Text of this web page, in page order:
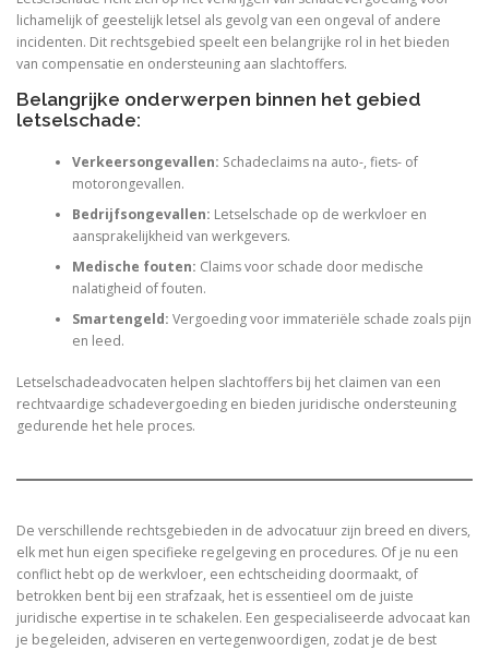
lichamelijk of geestelijk letsel als gevolg van een ongeval of andere
incidenten. Dit rechtsgebied speelt een belangrijke rol in het bieden
van compensatie en ondersteuning aan slachtoffers.
Belangrijke onderwerpen binnen het gebied
letselschade:
Verkeersongevallen: Schadeclaims na auto-, fiets- of
motorongevallen.
Bedrijfsongevallen: Letselschade op de werkvloer en
aansprakelijkheid van werkgevers.
Medische fouten: Claims voor schade door medische
nalatigheid of fouten.
Smartengeld: Vergoeding voor immateriële schade zoals pijn
en leed.
Letselschadeadvocaten helpen slachtoffers bij het claimen van een
rechtvaardige schadevergoeding en bieden juridische ondersteuning
gedurende het hele proces.
De verschillende rechtsgebieden in de advocatuur zijn breed en divers,
elk met hun eigen specifieke regelgeving en procedures. Of je nu een
conflict hebt op de werkvloer, een echtscheiding doormaakt, of
betrokken bent bij een strafzaak, het is essentieel om de juiste
juridische expertise in te schakelen. Een gespecialiseerde advocaat kan
je begeleiden, adviseren en vertegenwoordigen, zodat je de best